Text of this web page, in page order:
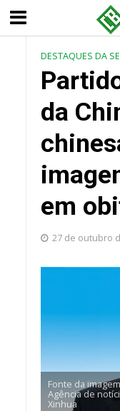
DESTAQUES DA
da
em
27 de outubro
Fonte da
Agência de
Xinhua